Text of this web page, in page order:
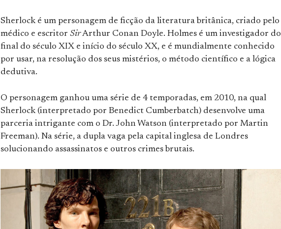
Sherlock é um personagem de ficção da literatura britânica, criado pelo
médico e escritor SirArthur Conan Doyle. Holmes é um investigador do
final do século XIX e início do século XX, e é mundialmente conhecido
por usar, na resolução dos seus mistérios, o método científico e a lógica
dedutiva.
O personagem ganhou uma série de 4 temporadas, em 2010, na qual
Sherlock (interpretado por Benedict Cumberbatch) desenvolve uma
parceria intrigante com o Dr. John Watson (interpretado por Martin
Freeman). Na série, a dupla vaga pela capital inglesa de Londres
solucionando assassinatos e outros crimes brutais.